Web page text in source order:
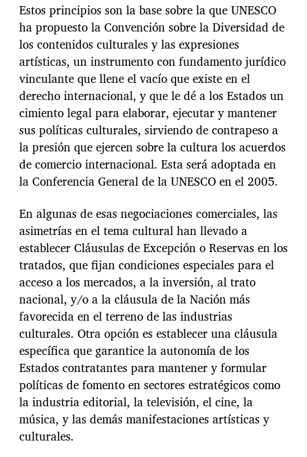
Estos principios son la base sobre la que UNESCO
ha propuesto la Convención sobre la Diversidad de
los contenidos culturales y las expresiones
artísticas, un instrumento con fundamento jurídico
vinculante que llene el vacío que existe en el
derecho internacional, y que le dé a los Estados un
cimiento legal para elaborar, ejecutar y mantener
sus políticas culturales, sirviendo de contrapeso a
la presión que ejercen sobre la cultura los acuerdos
de comercio internacional. Esta será adoptada en
la Conferencia General de la UNESCO en el 2005.
En algunas de esas negociaciones comerciales, las
asimetrías en el tema cultural han llevado a
establecer Cláusulas de Excepción o Reservas en los
tratados, que fijan condiciones especiales para el
acceso a los mercados, a la inversión, al trato
nacional, y/o a la cláusula de la Nación más
favorecida en el terreno de las industrias
culturales. Otra opción es establecer una cláusula
específica que garantice la autonomía de los
Estados contratantes para mantener y formular
políticas de fomento en sectores estratégicos como
la industria editorial, la televisión, el cine, la
música, y las demás manifestaciones artísticas y
culturales.